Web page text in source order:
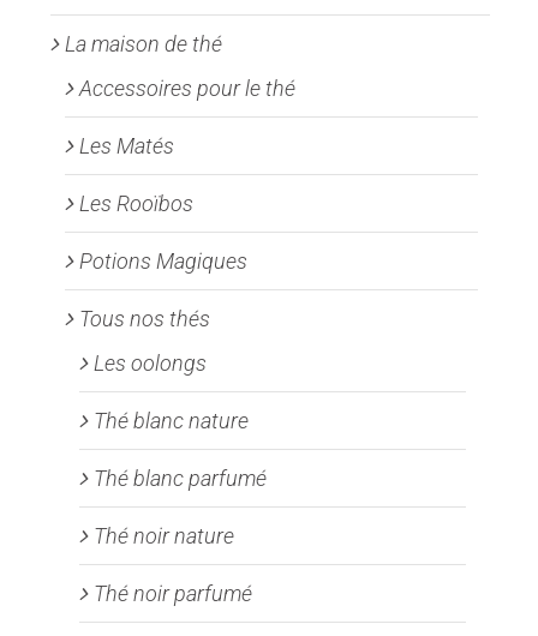
produit
La maison de thé
Accessoires pour le thé
Les Matés
Les Rooïbos
Potions Magiques
Tous nos thés
Les oolongs
Thé blanc nature
Thé blanc parfumé
Thé noir nature
Thé noir parfumé